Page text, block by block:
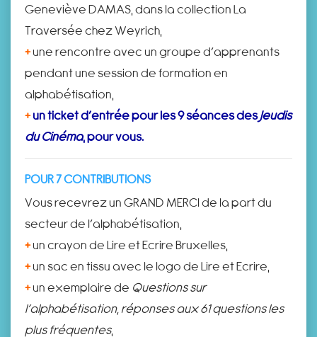
Geneviève DAMAS, dans la collection La
Traversée chez Weyrich,
+une rencontre avec un groupe d’apprenants
pendant une session de formation en
alphabétisation,
+un ticket d’entrée pour les 9 séances desJeudis
du Cinéma, pour vous.
POUR 7 CONTRIBUTIONS
Vous recevrez un GRAND MERCI de la part du
secteur de l’alphabétisation,
+un crayon de Lire et Ecrire Bruxelles,
+un sac en tissu avec le logo de Lire et Ecrire,
+un exemplaire de Questions sur
l’alphabétisation, réponses aux 61 questions les
plus fréquentes,